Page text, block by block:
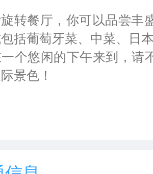
旋转餐厅，你可以品尝
括葡萄牙菜、中菜、日
个悠闲的下午来到，请
景色！